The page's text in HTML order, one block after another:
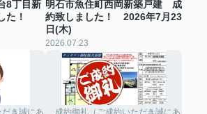
8丁目新
た！
明石市魚住町西岡新築戸建 成
約致しました！ 2026年7月23
日(木)
2026.07.23